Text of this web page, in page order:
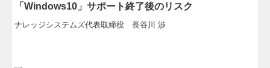
「Windows10」サポート終了後のリスク
ナレッジシステムズ代表取締役 長谷川 渉